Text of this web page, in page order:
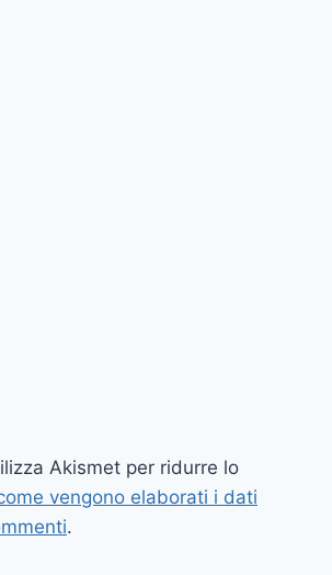
Akismet per ridurre lo
vengono elaborati i dati
.